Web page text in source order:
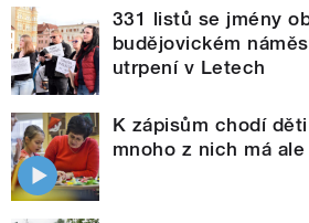
331 listů se jmény
budějovickém
utrpení v Letech
K zápisům chodí
mnoho z nich má